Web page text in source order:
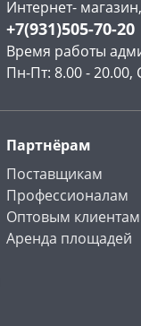
Интернет-
+7(931)505-70-20
Время работы
Пн-Пт: 8.00 - 20.00,
Партнёрам
Поставщикам
Профессионалам
Оптовым клиентам
Аренда площадей
раз в 2